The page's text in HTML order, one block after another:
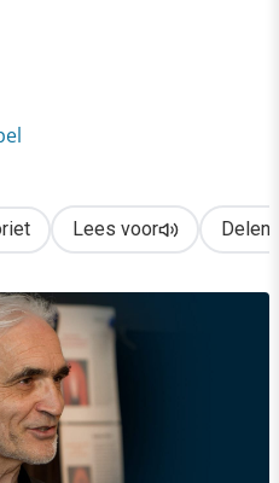
Lees voor Delen